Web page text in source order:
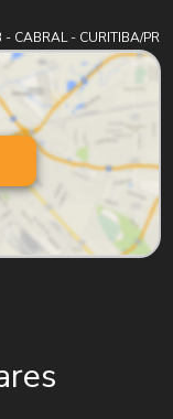
CABRAL - CURITIBA/PR